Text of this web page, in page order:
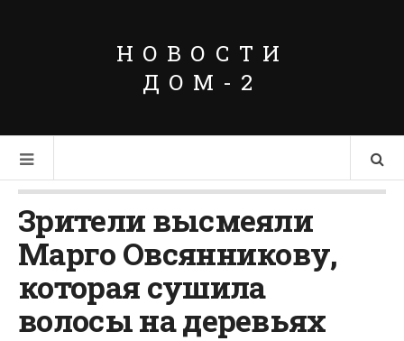
НОВОСТИ
ДОМ-2
Зрители высмеяли
Марго Овсянникову,
которая сушила
волосы на деревьях